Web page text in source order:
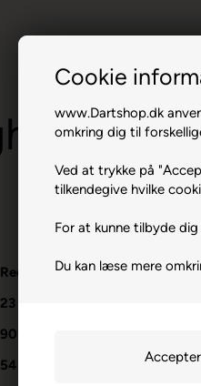
Cookie
www.Dartshop.dk
omkring dig til
Ved at trykke på
tilkendegive hvilke
For at kunne tilbyde
Du kan læse mere
Spirit
Red Dragon
23
90% Tungsten
54,6